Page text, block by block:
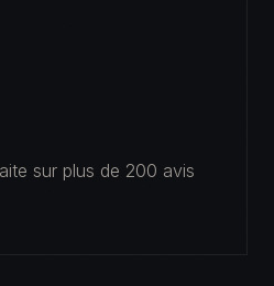
sur plus de 200 avis